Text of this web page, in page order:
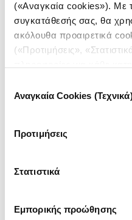
(«Αναγκαία cookies»). Με
συγκατάθεσής σας, θα
ακόλουθα προαιρετικά
(«Προτιμήσεις»,
συγκατάθεσης
Αναγκαία Cookies
Προτιμήσεις
Στατιστικά
Εμπορικής προώθησης
Πλοήγηση
άρθρων
Η αίθουσα αναχωρήσεων
Βενιζέλος, κατά τη
Ευγένιος Καλοφωλιάς